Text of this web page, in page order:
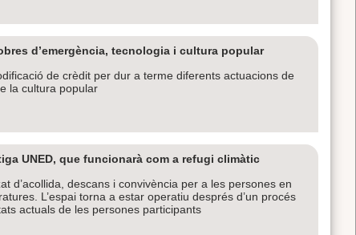
d’emergència, tecnologia i cultura popular
de crèdit per dur a terme diferents actuacions de
la cultura popular
UNED, que funcionarà com a refugi climàtic
d’acollida, descans i convivència per a les persones en
L’espai torna a estar operatiu després d’un procés
actuals de les persones participants